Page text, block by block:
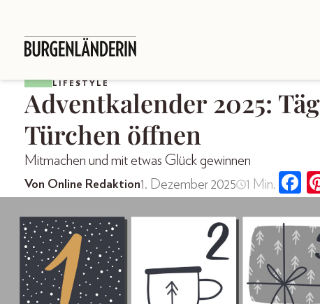
LIFESTYLE
Adventkalender 2025:
Türchen öffnen
Mitmachen und mit etwas Glück gewinnen
Von Online Redaktion1. Dezember 2025 1 Min.